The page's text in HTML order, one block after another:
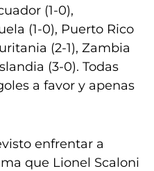
(1-0),
(1-0), Puerto Rico
(2-1), Zambia
(3-0). Todas
a favor y apenas
enfrentar a
que Lionel Scaloni